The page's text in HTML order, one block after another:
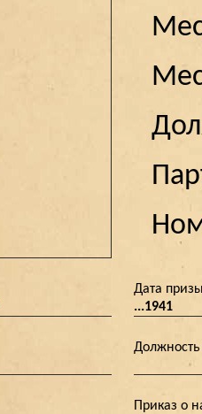
Дата
...1941
Должность
Приказ о